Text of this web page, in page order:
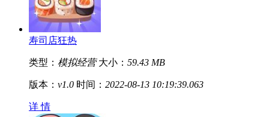
寿司店狂热
类型： 模拟经营 大小： 59.43 MB
版本： v1.0 时间： 2022-08-13 10:19:39.063
详 情